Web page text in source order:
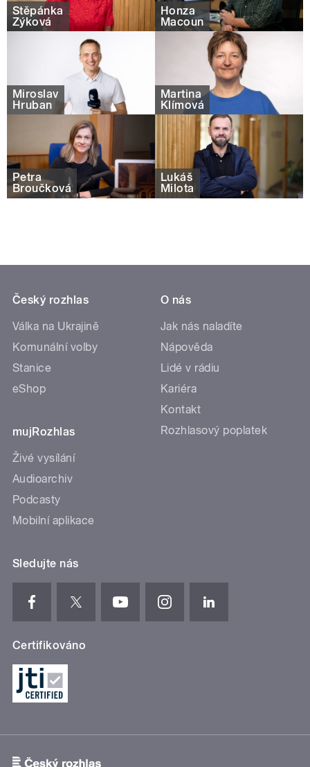
Štěpánka
Zýková
Honza
Macoun
Miroslav
Hruban
Martina
Klímová
Petra
Broučková
Lukáš
Milota
Český rozhlas
Válka na Ukrajině
Komunální volby
Stanice
eShop
mujRozhlas
Živé vysílání
Audioarchiv
Podcasty
Mobilní aplikace
O nás
Jak nás naladíte
Nápověda
Lidé v rádiu
Kariéra
Kontakt
Rozhlasový poplatek
Sledujte nás
Certifikováno